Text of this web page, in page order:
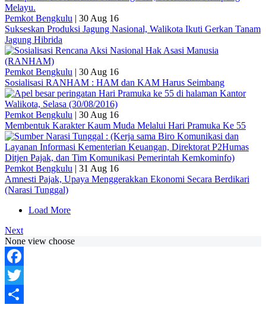
Pemkot Bengkulu | 30 Aug 16
Sukseskan Produksi Jagung Nasional, Walikota Ikuti Gerkan Tanam
Jagung Hibrida
Pemkot Bengkulu | 30 Aug 16
Sosialisasi RANHAM : HAM dan KAM Harus Seimbang
Pemkot Bengkulu | 30 Aug 16
Membentuk Karakter Kaum Muda Melalui Hari Pramuka Ke 55
Pemkot Bengkulu | 31 Aug 16
Amnesti Pajak, Upaya Menggerakkan Ekonomi Secara Berdikari
(Narasi Tunggal)
Load More
Next
None view choose
Facebook
Twitter